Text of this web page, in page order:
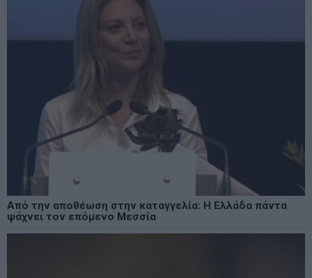
Από την αποθέωση στην καταγγελία: Η Ελλάδα πάντα
ψάχνει τον επόμενο Μεσσία